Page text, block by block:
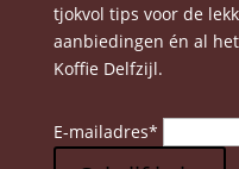
tjokvol tips voor de
aanbiedingen én al
Koffie Delfzijl.
E-mailadres*